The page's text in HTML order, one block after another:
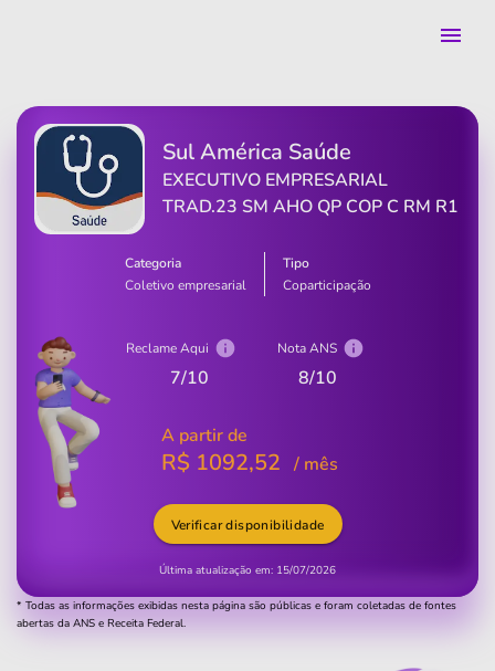
Sul América Saúde
EXECUTIVO EMPRESARIAL
TRAD.23 SM AHO QP COP C RM R1
Categoria
Coletivo empresarial
Tipo
Coparticipação
A partir de
R$ 1092,52 / mês
Reclame Aqui
7/10
Nota ANS
8/10
Última atualização em: 15/07/2026
Verificar disponibilidade
* Todas as informações exibidas nesta página são públicas e foram coletadas de fontes
abertas da ANS e Receita Federal.